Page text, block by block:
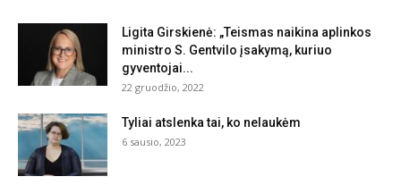
Ligita Girskienė: „Teismas naikina aplinkos
ministro S. Gentvilo įsakymą, kuriuo
gyventojai...
22 gruodžio, 2022
Tyliai atslenka tai, ko nelaukėm
6 sausio, 2023